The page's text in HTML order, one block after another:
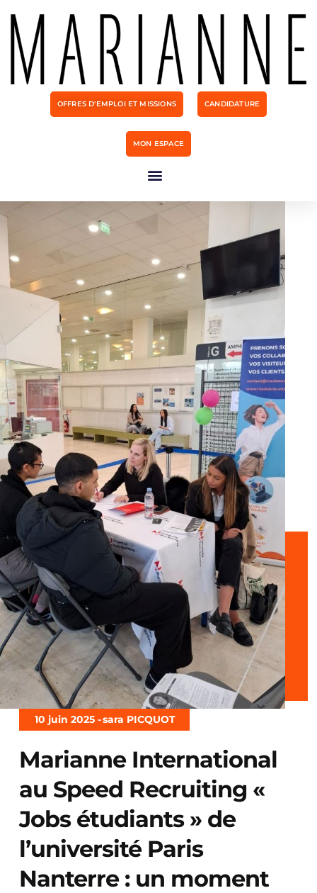
OFFRES D'EMPLOI ET MISSIONS CANDIDATURE
MON ESPACE
10 juin 2025 -sara PICQUOT
Marianne International
au Speed Recruiting «
Jobs étudiants » de
l’université Paris
Nanterre : un moment